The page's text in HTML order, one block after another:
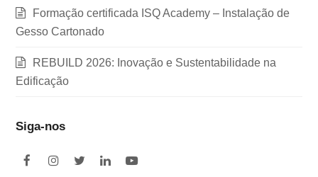
Formação certificada ISQ Academy – Instalação de
Gesso Cartonado
REBUILD 2026: Inovação e Sustentabilidade na
Edificação
Siga-nos
F
I
T
L
Y